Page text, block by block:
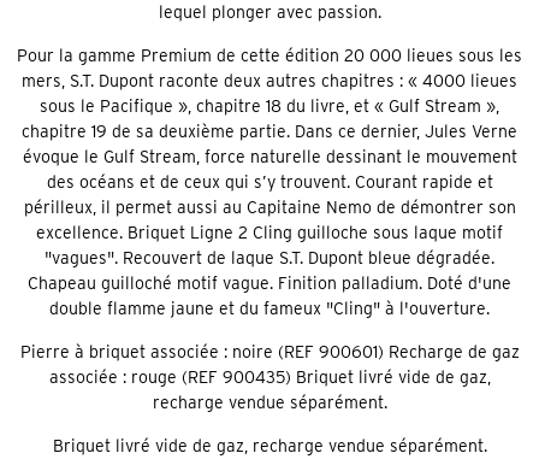
lequel plonger avec passion.
Pour la gamme Premium de cette édition 20 000 lieues sous les
mers, S.T. Dupont raconte deux autres chapitres : « 4000 lieues
sous le Pacifique », chapitre 18 du livre, et « Gulf Stream »,
chapitre 19 de sa deuxième partie. Dans ce dernier, Jules Verne
évoque le Gulf Stream, force naturelle dessinant le mouvement
des océans et de ceux qui s’y trouvent. Courant rapide et
périlleux, il permet aussi au Capitaine Nemo de démontrer son
excellence. Briquet Ligne 2 Cling guilloche sous laque motif
"vagues". Recouvert de laque S.T. Dupont bleue dégradée.
Chapeau guilloché motif vague. Finition palladium. Doté d'une
double flamme jaune et du fameux "Cling" à l'ouverture.
Pierre à briquet associée : noire (REF 900601) Recharge de gaz
associée : rouge (REF 900435) Briquet livré vide de gaz,
recharge vendue séparément.
Briquet livré vide de gaz, recharge vendue séparément.